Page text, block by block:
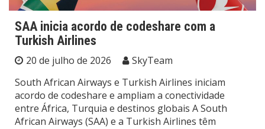
SAA inicia acordo de codeshare com a
Turkish Airlines
20 de julho de 2026
SkyTeam
South African Airways e Turkish Airlines iniciam
acordo de codeshare e ampliam a conectividade
entre África, Turquia e destinos globais A South
African Airways (SAA) e a Turkish Airlines têm